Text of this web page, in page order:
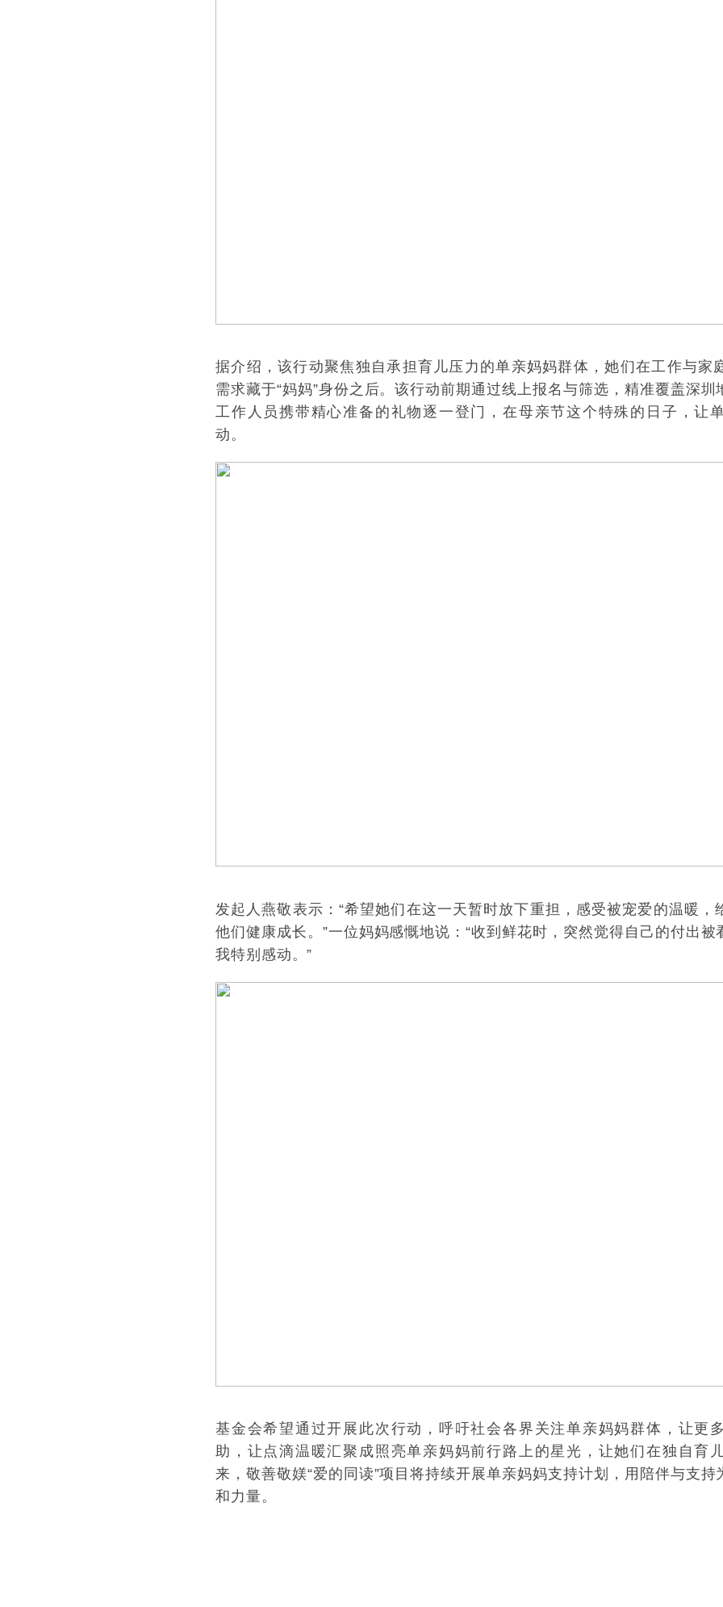
据介绍，该行动聚焦独自承担育儿压力的单亲妈妈群体，她们在工作与家
需求藏于“妈妈”身份之后。该行动前期通过线上报名与筛选，精准覆盖深
工作人员携带精心准备的礼物逐一登门，在母亲节这个特殊的日子，让
动。
发起人燕敬表示：“希望她们在这一天暂时放下重担，感受被宠爱的温暖，
他们健康成长。”一位妈妈感慨地说：“收到鲜花时，突然觉得自己的付出
我特别感动。”
基金会希望通过开展此次行动，呼吁社会各界关注单亲妈妈群体，让更
助，让点滴温暖汇聚成照亮单亲妈妈前行路上的星光，让她们在独自育
来，敬善敬媄“爱的同读”项目将持续开展单亲妈妈支持计划，用陪伴与支
和力量。